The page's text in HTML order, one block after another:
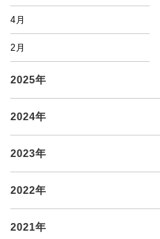
4月
2月
2025年
2024年
2023年
2022年
2021年